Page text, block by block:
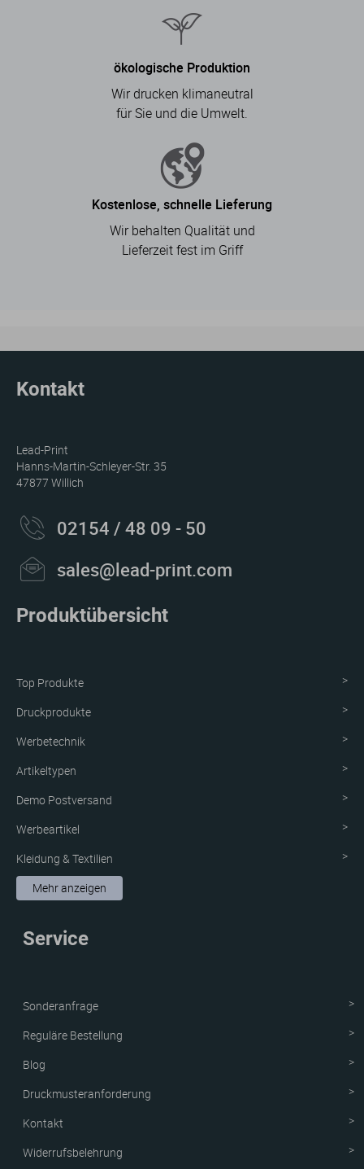
ökologische Produktion
Wir drucken klimaneutral
für Sie und die Umwelt.
Kostenlose, schnelle Lieferung
Wir behalten Qualität und
Lieferzeit fest im Griff
Kontakt
Lead-Print
Hanns-Martin-Schleyer-Str. 35
47877 Willich
02154 / 48 09 - 50
sales@lead-print.com
Produktübersicht
Top Produkte
Druckprodukte
Werbetechnik
Artikeltypen
Demo Postversand
Werbeartikel
Kleidung & Textilien
Aufkleber & Etiketten
Verpackungen
Mehr anzeigen
Service
Sonderanfrage
Reguläre Bestellung
Blog
Druckmusteranforderung
Kontakt
Widerrufsbelehrung